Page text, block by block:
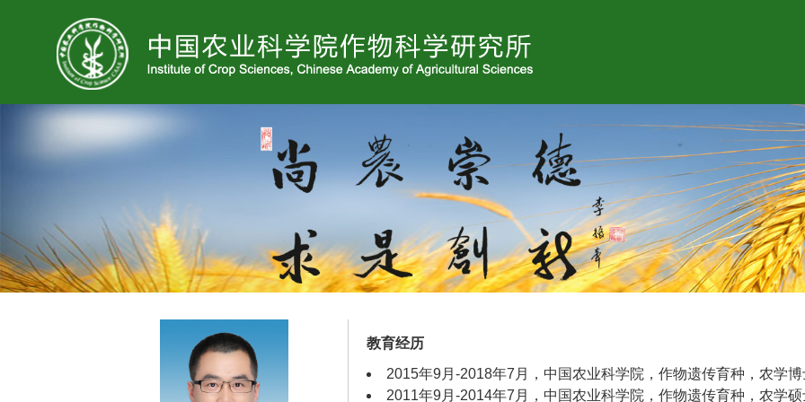
教育经历
2015年9月-2018年7月，中国农业科学院，作物遗传育种，农学博
2011年9月-2014年7月，中国农业科学院，作物遗传育种，农学硕